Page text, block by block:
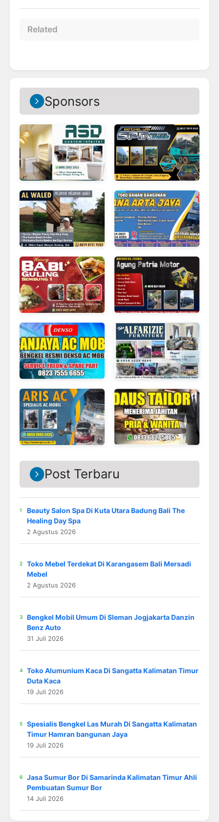
Related
Sponsors
Post Terbaru
Beauty Salon Spa Di Kuta Utara Badung Bali The
Healing Day Spa
2 Agustus 2026
Toko Mebel Terdekat Di Karangasem Bali Mersadi
Mebel
2 Agustus 2026
Bengkel Mobil Umum Di Sleman Jogjakarta Danzin
Benz Auto
31 Juli 2026
Toko Alumunium Kaca Di Sangatta Kalimatan Timur
Duta Kaca
19 Juli 2026
Spesialis Bengkel Las Murah Di Sangatta Kalimatan
Timur Hamran bangunan Jaya
19 Juli 2026
Jasa Sumur Bor Di Samarinda Kalimatan Timur Ahli
Pembuatan Sumur Bor
14 Juli 2026